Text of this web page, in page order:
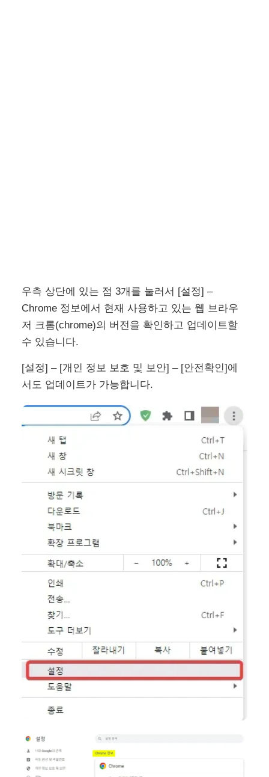
우측 상단에 있는 점 3개를 눌러서 [설정] –
Chrome 정보에서 현재 사용하고 있는 웹 브라우
저 크롬(chrome)의 버전을 확인하고 업데이트할
수 있습니다.
[설정] – [개인 정보 보호 및 보안] – [안전확인]에
서도 업데이트가 가능합니다.